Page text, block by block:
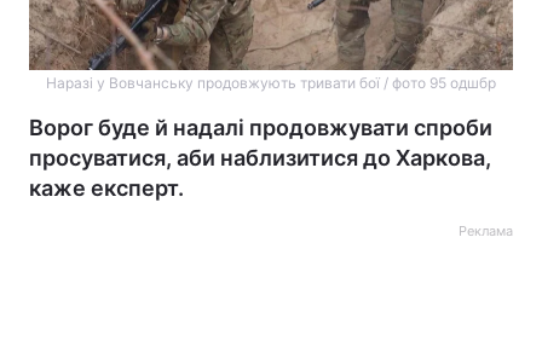
Наразі у Вовчанську продовжують тривати бої / фото 95 одшбр
Ворог буде й надалі продовжувати спроби
просуватися, аби наблизитися до Харкова,
каже експерт.
Реклама